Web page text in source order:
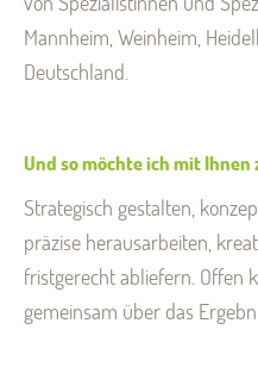
Mannheim, Weinheim,
Deutschland.
Und so möchte ich mit
Strategisch gestalten,
präzise herausarbeiten,
fristgerecht abliefern. Offen
gemeinsam über das